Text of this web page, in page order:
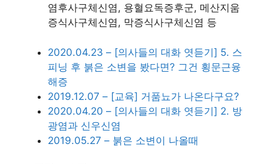
염후사구체신염, 용혈요독증후군, 메산지움
증식사구체신염, 막증식사구체신염 등
2020.04.23 – [의사들의 대화 엿듣기] 5. 스
피닝 후 붉은 소변을 봤다면? 그건 횡문근융
해증
2019.12.07 – [교육] 거품뇨가 나온다구요?
2020.04.20 – [의사들의 대화 엿듣기] 2. 방
광염과 신우신염
2019.05.27 – 붉은 소변이 나올때